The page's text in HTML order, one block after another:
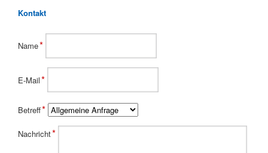
Kontakt
Pflichtfeld
Name*
E-Mail*
Pflichtfeld
Betreff*
Pflichtfeld
Nachricht*